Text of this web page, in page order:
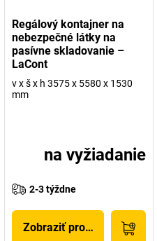
Regálový kontajner na
nebezpečné látky na
pasívne skladovanie –
LaCont
v x š x h 3575 x 5580 x 1530
mm
na vyžiadanie
2-3 týždne
Zobraziť produkt